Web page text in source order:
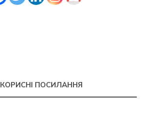
КОРИСНІ ПОСИЛАННЯ